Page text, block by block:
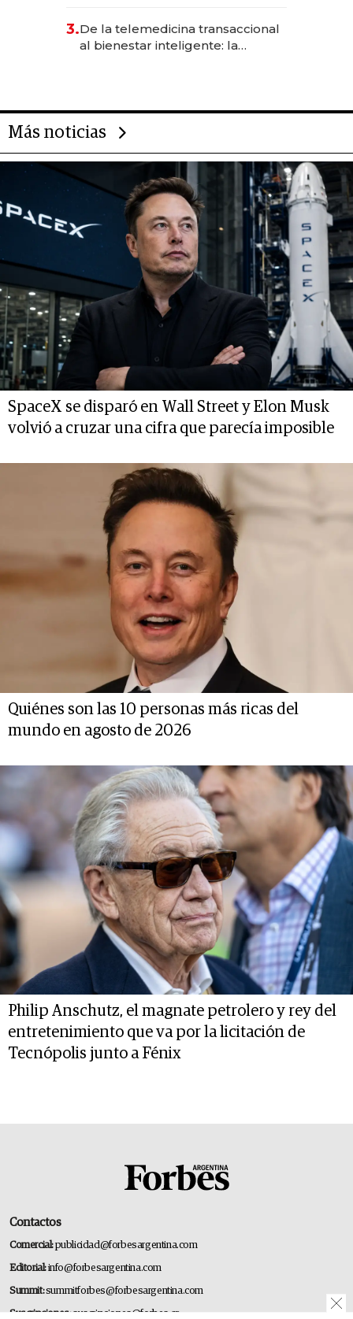
las marcas "fast premium"
3.De la telemedicina transaccional
al bienestar inteligente: la
Más noticias
SpaceX se disparó en Wall Street y Elon Musk
volvió a cruzar una cifra que parecía imposible
Quiénes son las 10 personas más ricas del
mundo en agosto de 2026
Philip Anschutz, el magnate petrolero y rey del
entretenimiento que va por la licitación de
Tecnópolis junto a Fénix
Contactos
Comercial:publicidad@forbesargentina.com
Editorial:info@forbesargentina.com
Summit:summitforbes@forbesargentina.com
Suscripciones:suscripciones@forbes.ar